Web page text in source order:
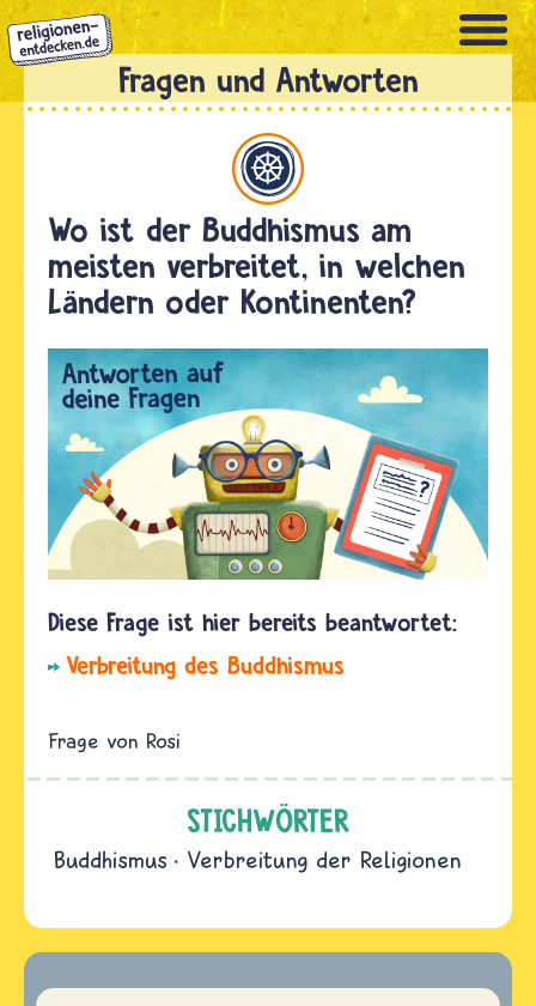
Direkt
zum
Inhalt
Wo ist der Buddhismus am
meisten verbreitet, in welchen
Ländern oder Kontinenten?
Verbreitung des Buddhismus
Rosi
STICHWÖRTER
Buddhismus Verbreitung der Religionen